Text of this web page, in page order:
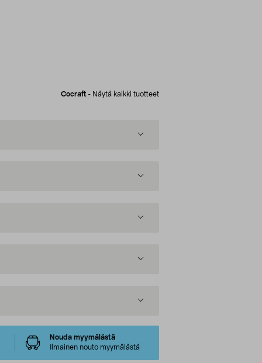
Cocraft - Näytä kaikki tuotteet
Nouda myymälästä
Ilmainen nouto myymälästä